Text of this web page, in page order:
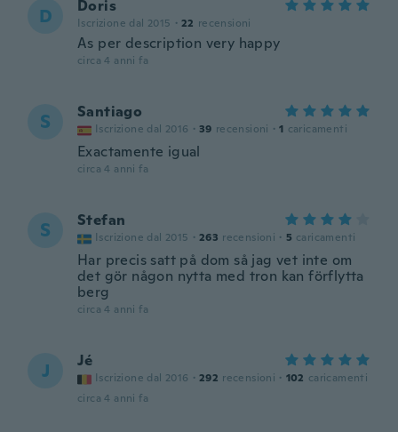
D Doris
Iscrizione dal 2015 · 22 recensioni
As per description very happy
circa 4 anni fa
S Santiago
Iscrizione dal 2016 · 39 recensioni · 1 caricamenti
Exactamente igual
circa 4 anni fa
S Stefan
Iscrizione dal 2015 · 263 recensioni · 5 caricamenti
Har precis satt på dom så jag vet inte om
det gör någon nytta med tron kan förflytta
berg
circa 4 anni fa
J Jé
Iscrizione dal 2016 · 292 recensioni · 102 caricamenti
circa 4 anni fa